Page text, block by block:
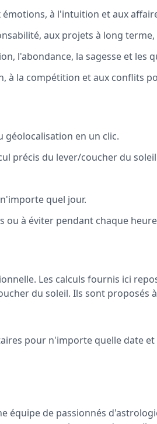
à l'intuition et aux
aux projets à long
l'abondance, la sagesse et les
à la compétition et aux conflits
géolocalisation en un clic.
précis du lever/coucher du
quel jour.
ou à éviter pendant chaque
Les calculs fournis ici
du soleil. Ils sont
pour n'importe quelle date
équipe de passionnés